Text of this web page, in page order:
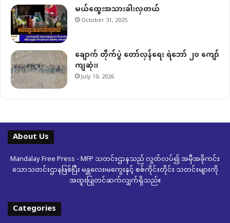
မယ်ထွေးအသားခါးလှတယ်
October 31, 2025
ချောက် တိုက်ပွဲ တော်လှန်ရေး ရဲဘော် ၂၀ ကျော်
ကျဆုံး၊
July 10, 2026
About Us
Mandalay Free Press - MFP သတင်းဌာနသည် လွတ်လပ်၍ အမှီအခိုကင်း
သောသတင်းဌာနဖြစ်ပြီး မန္တလေး၊မကွေးနှင့် စစ်ကိုင်းတိုင်း သတင်းများကို
အထူးပြုတင်ဆက်လျှက်ရှိသည်။
Categories